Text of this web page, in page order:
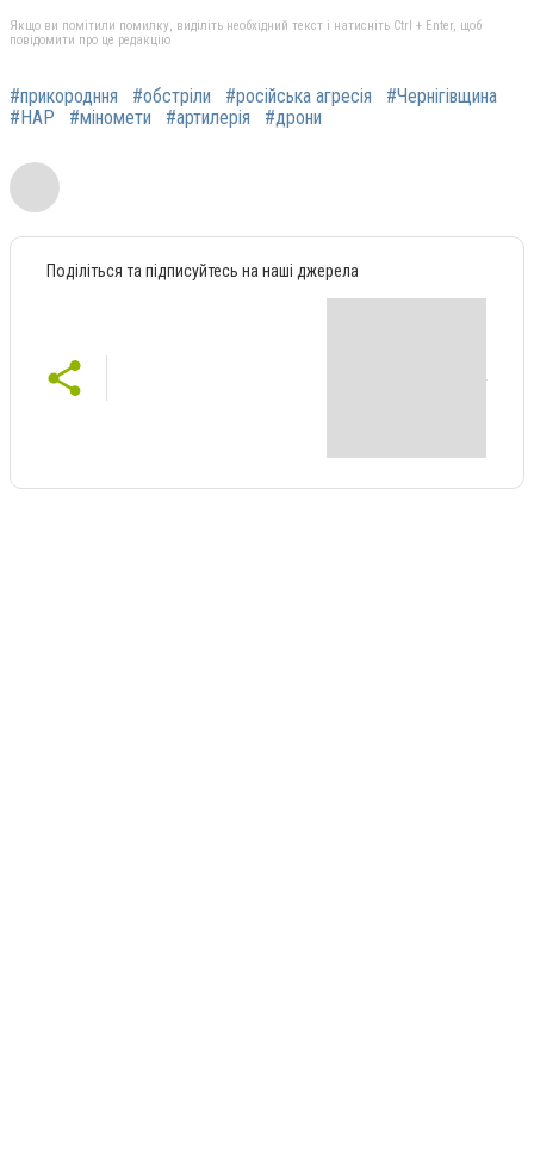
Якщо ви помітили помилку, виділіть необхідний текст і натисніть Ctrl + Enter, щоб
повідомити про це редакцію
#прикородння #обстріли #російська агресія
#Чернігівщина
#НАР
#міномети #артилерія #дрони
Поділіться та підписуйтесь на наші джерела